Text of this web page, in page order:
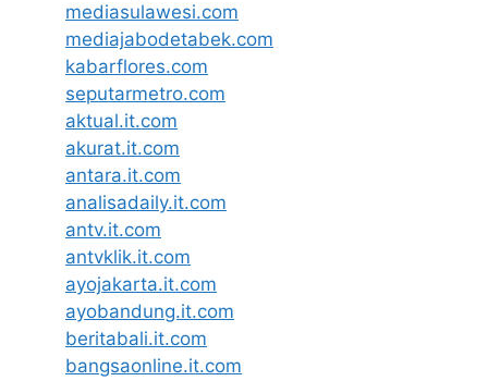
mediasulawesi.com
mediajabodetabek.com
kabarflores.com
seputarmetro.com
aktual.it.com
akurat.it.com
antara.it.com
analisadaily.it.com
antv.it.com
antvklik.it.com
ayojakarta.it.com
ayobandung.it.com
beritabali.it.com
bangsaonline.it.com